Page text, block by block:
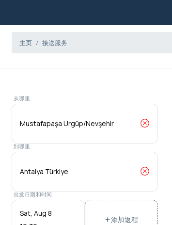
主页 接送服务
从哪里
到哪里
出发日期和时间
添加返程